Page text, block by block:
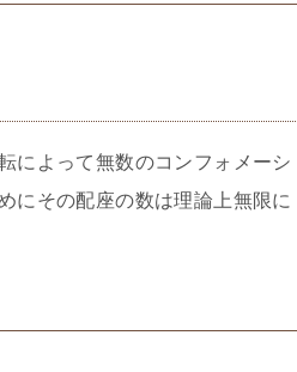
によって無数のコンフォメーシ
にその配座の数は理論上無限に